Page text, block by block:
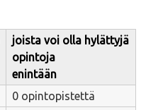
joista voi olla hylättyjä
opintoja
enintään
0 opintopistettä